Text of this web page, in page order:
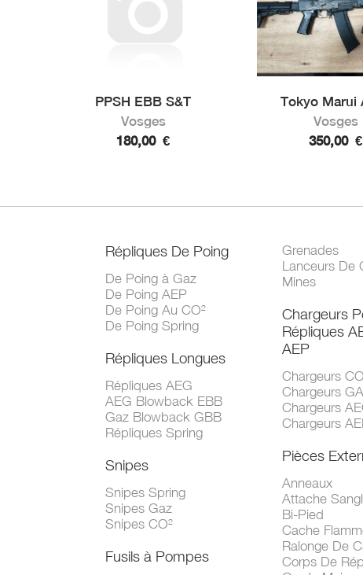
PPSH EBB S&T
Vosges
180,00 €
Tokyo Marui
Vosges
350,00 €
Répliques De Poing
De Poing à Gaz
De Poing AEP
De Poing Au CO²
De Poing Spring
Répliques Longues
Répliques AEG
AEG Blowback EBB
Gaz Blowback GBB
Répliques Spring
Snipes
Snipes Spring
Snipes Gaz
Snipes CO²
Fusils à Pompes
Grenades
Lanceurs De
Mines
Chargeurs
Répliques
AEP
Chargeurs
Chargeurs
Chargeurs
Chargeurs
Pièces
Anneaux
Attache
Bi-Pied
Cache
Ralonge De
Corps De